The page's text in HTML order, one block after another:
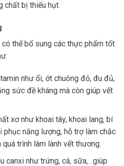
chất bị thiếu hụt.
thể bổ sung các thực phẩm tốt
như ổi, ớt chuông đỏ, đu đủ,
sức đề kháng mà còn giúp vết
xơ như khoai tây, khoai lang, bí
năng lượng, hỗ trợ làm chắc
trình làm lành vết thương.
canxi như trứng, cá, sữa,…giúp